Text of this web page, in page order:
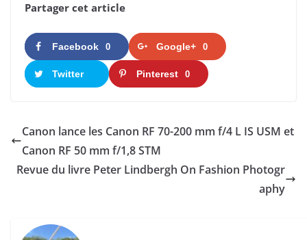
Partager cet article
Facebook 0 Google+ 0
Twitter Pinterest 0
Canon lance les Canon RF 70-200 mm f/4 L IS USM et
Canon RF 50 mm f/1,8 STM
Revue du livre Peter Lindbergh On Fashion Photogr
aphy